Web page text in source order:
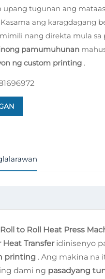
upang tugunan ang
ang karagdagang
nang direkta mula sa
pamumuhunan
ng custom printing .
to Roll Heat Press
Heat Transfer idinisenyo
printing . Ang makina na
dami ng pasadyang